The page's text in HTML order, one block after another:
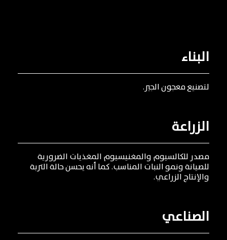
البناء
لتصنيعمعجونالجير.
الزراعة
مصدر للكالسيوم والمغنيسيوم المغذيات الضرورية
للصيانةونموالنبات المناسب.كماأنهيحسنحالةالتربة
والإنتاج الزراعي.
الصناعي